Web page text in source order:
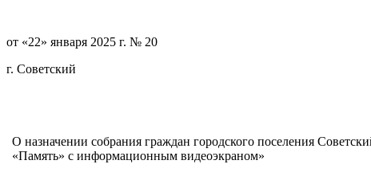
от «22» января 2025 г. № 20
г. Советский
О назначении собрания граждан городского поселения
«Память» с информационным видеоэкраном»